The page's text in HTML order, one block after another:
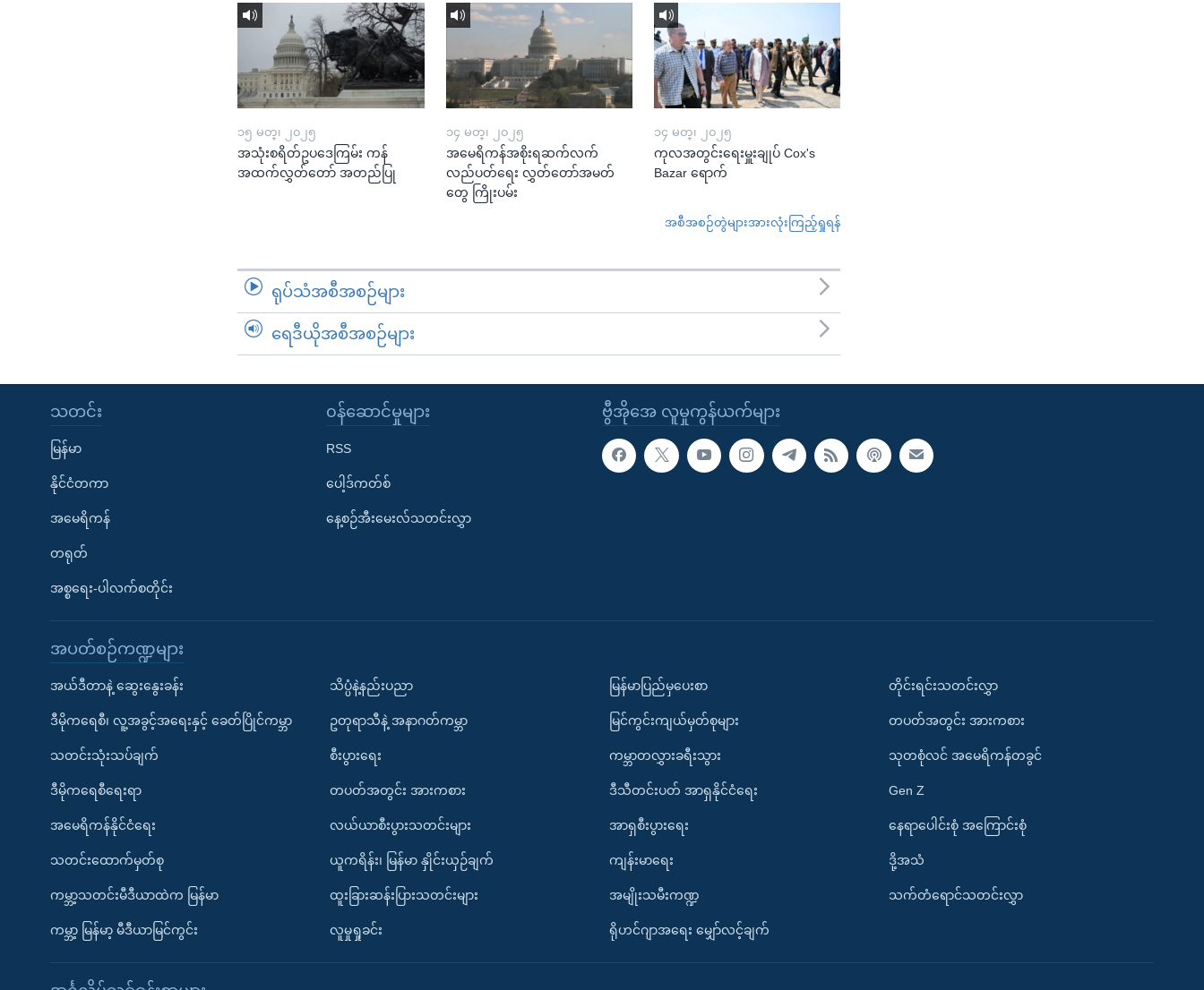
၁၅ မတ္၊ ၂၀၂၅
အသုံးစရိတ်ဥပဒေကြမ်း ကန်
အထက်လွှတ်တော် အတည်ပြု
၁၄ မတ္၊ ၂၀၂၅
အမေရိကန်အစိုးရဆက်လက်
လည်ပတ်ရေး လွှတ်တော်အမတ်
တွေ ကြိုးပမ်း
၁၄ မတ္၊ ၂၀၂၅
ကုလအတွင်းရေးမှူးချုပ် Cox's
Bazar ရောက်
အစီအစဉ်တွဲများအားလုံးကြည့်ရှုရန်
ရုပ်သံအစီအစဉ်များ
ရေဒီယိုအစီအစဉ်များ
ဗွီအိုအေ လူမှုကွန်ယက်များ
သတင်း
မြန်မာ
နိုင်ငံတကာ
အမေရိကန်
တရုတ်
အစ္စရေး-ပါလက်စတိုင်း
၀န်ဆောင်မှုများ
RSS
ပေါ့ဒ်ကတ်စ်
နေ့စဉ်အီးမေးလ်သတင်းလွှာ
အပတ်စဉ်ကဏ္ဍများ
အယ်ဒီတာနဲ့ ဆွေးနွေးခန်း
ဒီမိုကရေစီ၊ လူ့အခွင့်အရေးနှင့် ခေတ်ပြိုင်ကမ္ဘာ
သတင်းသုံးသပ်ချက်
ဒီမိုကရေစီရေးရာ
အမေရိကန်နိုင်ငံရေး
သတင်းထောက်မှတ်စု
ကမ္ဘာ့သတင်းမီဒီယာထဲက မြန်မာ
ကမ္ဘာ့ မြန်မာ့ မီဒီယာမြင်ကွင်း
သိပ္ပံနဲ့နည်းပညာ
ဥတုရာသီနဲ့ အနာဂတ်ကမ္ဘာ
စီးပွားရေး
တပတ်အတွင်း အားကစား
လယ်ယာစီးပွားသတင်းများ
ယူကရိန်း၊ မြန်မာ နှိုင်းယှဉ်ချက်
ထူးခြားဆန်းပြားသတင်းများ
လူမှုရှုခင်း
မြန်မာပြည်မှပေးစာ
မြင်ကွင်းကျယ်မှတ်စုများ
ကမ္ဘာတလွှားခရီးသွား
ဒီသီတင်းပတ် အာရှနိုင်ငံရေး
အာရှစီးပွားရေး
ကျန်းမာရေး
အမျိုးသမီးကဏ္ဍ
ရိုဟင်ဂျာအရေး မျှော်လင့်ချက်
တိုင်းရင်းသတင်းလွှာ
တပတ်အတွင်း အားကစား
သုတစုံလင် အမေရိကန်တခွင်
Gen Z
နေရာပေါင်းစုံ အကြောင်းစုံ
ဒို့အသံ
သက်တံရောင်သတင်းလွှာ